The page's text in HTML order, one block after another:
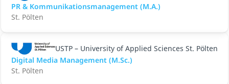
PR & Kommunikationsmanagement (M.A.)
St. Pölten
USTP – University of Applied Sciences St. Pölten
Digital Media Management (M.Sc.)
St. Pölten